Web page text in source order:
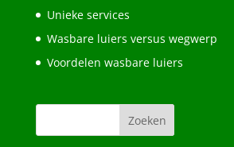
Unieke services
Wasbare luiers versus wegwerp
Voordelen wasbare luiers